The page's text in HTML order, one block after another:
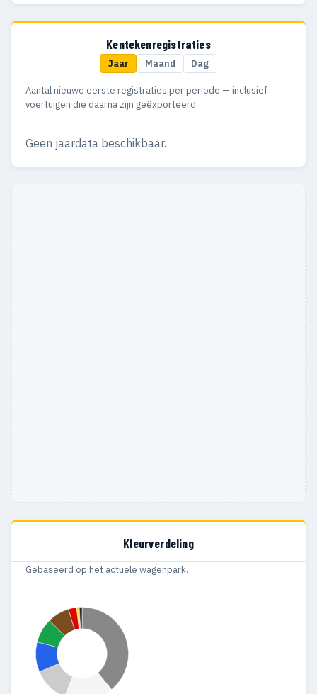
1982 1 1
Kentekenregistraties
Jaar Maand Dag
Aantal nieuwe eerste registraties per periode — inclusief
voertuigen die daarna zijn geëxporteerd.
Geen jaardata beschikbaar.
Kleurverdeling
Gebaseerd op het actuele wagenpark.